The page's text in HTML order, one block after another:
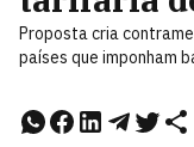
Proposta cria
países que imponham